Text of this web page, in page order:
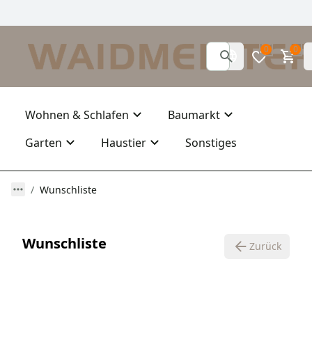
0 0
Wohnen & Schlafen
Baumarkt
Garten
Haustier Sonstiges
Wunschliste
Wunschliste Zurück